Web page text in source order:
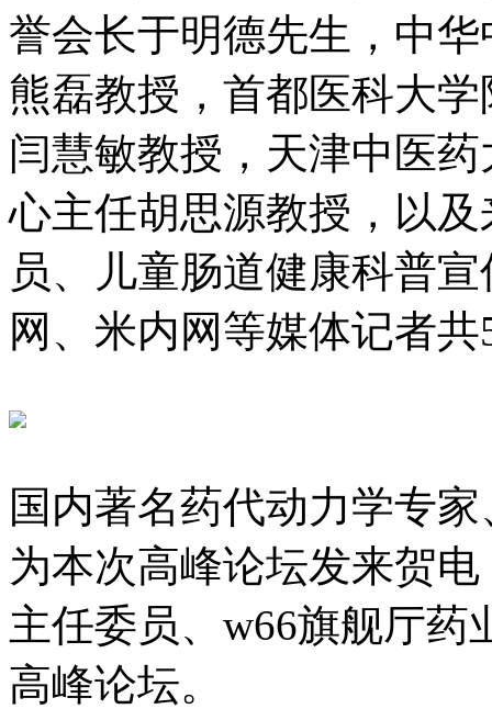
誉会长于明德先生，
熊磊教授，首都医科
闫慧敏教授，天津中
心主任胡思源教授，以
员、儿童肠道健康科普
网、米内网等媒体记
国内著名药代动力学专家
为本次高峰论坛发来贺电
主任委员、w66旗舰厅
高峰论坛。